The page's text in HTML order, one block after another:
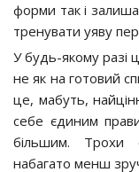
форми так і
тренувати уяву
У будь-якому разі
не як на готовий
це, мабуть,
себе єдиним
більшим. Трохи
набагато менш